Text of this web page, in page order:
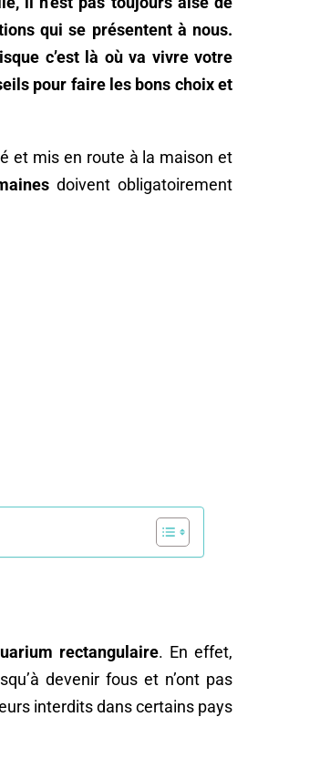
qui se présentent à nous.
c’est là où va vivre votre
pour faire les bons choix et
et mis en route à la maison et
doivent obligatoirement
rectangulaire. En effet,
devenir fous et n’ont pas
interdits dans certains pays